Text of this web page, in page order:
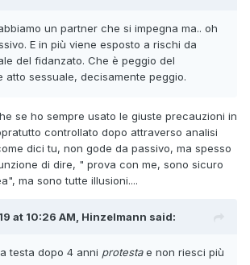
un partner che si impegna ma.. oh
E in più viene esposto a rischi da
del fidanzato. Che è peggio del
atto sessuale, decisamente peggio.
se ho sempre usato le giuste precauzioni in
controllato dopo attraverso analisi
dici tu, non gode da passivo, ma spesso
di dire, " prova con me, sono sicuro
ma sono tutte illusioni....
at 10:26 AM, Hinzelmann said:
testa dopo 4 anni protestae non riesci più